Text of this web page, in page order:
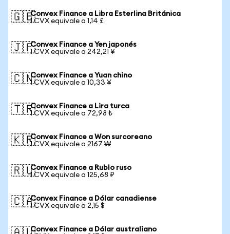
🇬🇧Convex Finance a Libra Esterlina Británica
1 CVX equivale a 1,14 £
🇯🇵Convex Finance a Yen japonés
1 CVX equivale a 242,21 ¥
🇨🇳Convex Finance a Yuan chino
1 CVX equivale a 10,33 ¥
🇹🇷Convex Finance a Lira turca
1 CVX equivale a 72,98 ₺
🇰🇷Convex Finance a Won surcoreano
1 CVX equivale a 2167 ₩
🇷🇺Convex Finance a Rublo ruso
1 CVX equivale a 125,68 ₽
🇨🇦Convex Finance a Dólar canadiense
1 CVX equivale a 2,15 $
Convex Finance a Dólar australiano